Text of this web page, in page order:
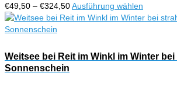
können
auf
gewählt
€49,50 – €324,50Preisspanne:
€49,50
Ausführung wählen
Produkt
Varianten
auf.
Weitsee bei Reit im Winkl im Winter
Sonnenschein